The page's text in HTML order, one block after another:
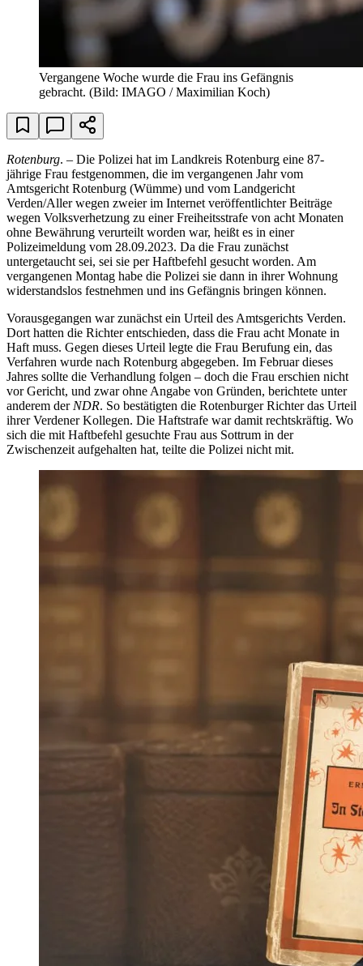
Vergangene Woche wurde die Frau ins Gefängnis
gebracht. (Bild: IMAGO / Maximilian Koch)
Rotenburg. – Die Polizei hat im Landkreis Rotenburg eine 87-
jährige Frau festgenommen, die im vergangenen Jahr vom
Amtsgericht Rotenburg (Wümme) und vom Landgericht
Verden/Aller wegen zweier im Internet veröffentlichter Beiträge
wegen Volksverhetzung zu einer Freiheitsstrafe von acht Monaten
ohne Bewährung verurteilt worden war, heißt es in einer
Polizeimeldung vom 28.09.2023. Da die Frau zunächst
untergetaucht sei, sei sie per Haftbefehl gesucht worden. Am
vergangenen Montag habe die Polizei sie dann in ihrer Wohnung
widerstandslos festnehmen und ins Gefängnis bringen können.
Vorausgegangen war zunächst ein Urteil des Amtsgerichts Verden.
Dort hatten die Richter entschieden, dass die Frau acht Monate in
Haft muss. Gegen dieses Urteil legte die Frau Berufung ein, das
Verfahren wurde nach Rotenburg abgegeben. Im Februar dieses
Jahres sollte die Verhandlung folgen – doch die Frau erschien nicht
vor Gericht, und zwar ohne Angabe von Gründen, berichtete unter
anderem der NDR. So bestätigten die Rotenburger Richter das Urteil
ihrer Verdener Kollegen. Die Haftstrafe war damit rechtskräftig. Wo
sich die mit Haftbefehl gesuchte Frau aus Sottrum in der
Zwischenzeit aufgehalten hat, teilte die Polizei nicht mit.